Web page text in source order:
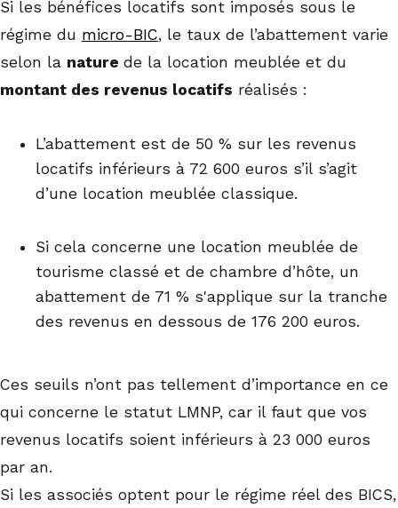
Si les bénéfices locatifs sont imposés sous le
régime du micro-BIC, le taux de l’abattement varie
selon la nature de la location meublée et du
montant des revenus locatifs réalisés :
L’abattement est de 50 % sur les revenus
locatifs inférieurs à 72 600 euros s’il s’agit
d’une location meublée classique.
Si cela concerne une location meublée de
tourisme classé et de chambre d’hôte, un
abattement de 71 % s'applique sur la tranche
des revenus en dessous de 176 200 euros.
Ces seuils n’ont pas tellement d’importance en ce
qui concerne le statut LMNP, car il faut que vos
revenus locatifs soient inférieurs à 23 000 euros
par an.
Si les associés optent pour le régime réel des BICS,